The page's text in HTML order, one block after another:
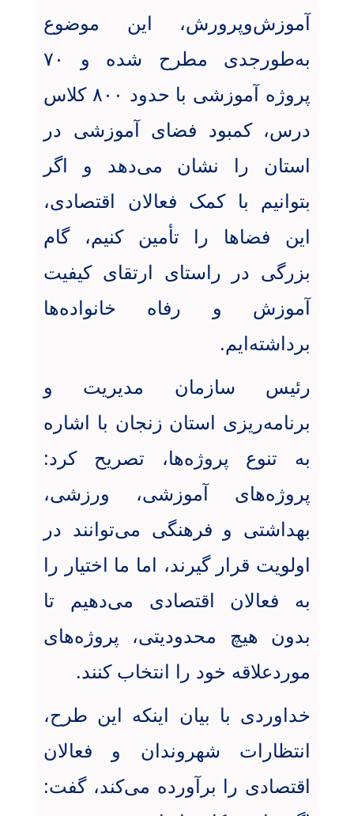
آموزش‌وپرورش، این موضوع
به‌طورجدی مطرح شده و ۷۰
پروژه آموزشی با حدود ۸۰۰ کلاس
درس، کمبود فضای آموزشی در
استان را نشان می‌دهد و اگر
بتوانیم با کمک فعالان اقتصادی،
این فضاها را تأمین کنیم، گام
بزرگی در راستای ارتقای کیفیت
آموزش و رفاه خانواده‌ها
برداشته‌ایم.
رئیس سازمان مدیریت و
برنامه‌ریزی استان زنجان با اشاره
به تنوع پروژه‌ها، تصریح کرد:
پروژه‌های آموزشی، ورزشی،
بهداشتی و فرهنگی می‌توانند در
اولویت قرار گیرند، اما ما اختیار را
به فعالان اقتصادی می‌دهیم تا
بدون هیچ محدودیتی، پروژه‌های
موردعلاقه خود را انتخاب کنند.
خداوردی با بیان اینکه این طرح،
انتظارات شهروندان و فعالان
اقتصادی را برآورده می‌کند، گفت: